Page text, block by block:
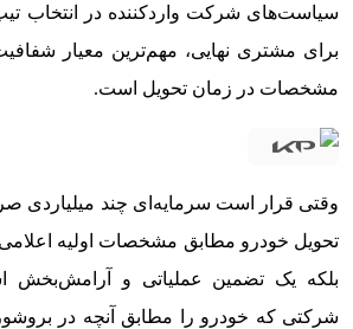
سیاست‌های شرکت واردکننده در انتخاب
برای مشتری نهایی، مهم‌ترین معیار
مشخصات در زمان تحویل است.
وقتی قرار است سرمایه‌ای چند میلیاردی
تحویل خودرو مطابق مشخصات اولیه
بلکه یک تضمین عملیاتی و آرامش‌بخش
شرکتی که خودرو را مطابق آنچه در